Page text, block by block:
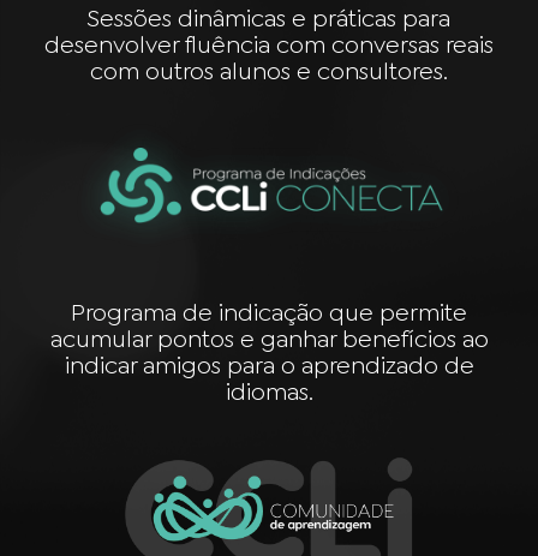
Sessões dinâmicas e práticas para
desenvolver fluência com conversas reais
com outros alunos e consultores.
Programa de indicação que permite
acumular pontos e ganhar benefícios ao
indicar amigos para o aprendizado de
idiomas.